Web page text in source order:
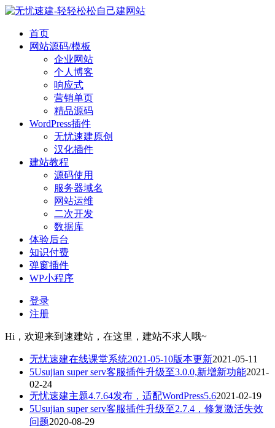
首页
网站源码/模板
企业网站
个人博客
响应式
营销单页
精品源码
WordPress插件
无忧速建原创
汉化插件
建站教程
源码使用
服务器域名
网站运维
二次开发
数据库
体验后台
知识付费
弹窗插件
WP小程序
登录
注册
Hi，欢迎来到速建站，在这里，建站不求人哦~
无忧速建在线课堂系统2021-05-10版本更新2021-05-11
5Usujian super serv客服插件升级至3.0.0,新增新功能2021-
02-24
无忧速建主题4.7.64发布，适配WordPress5.62021-02-19
5Usujian super serv客服插件升级至2.7.4，修复激活失效
问题2020-08-29